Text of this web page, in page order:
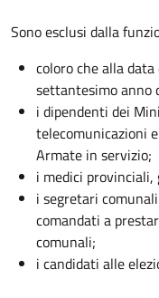
Sono esclusi dalla
coloro che alla
settantesimo anno
i dipendenti dei
telecomunicazioni
Armate in servizio;
i medici
i segretari
comandati a
comunali;
i candidati alle